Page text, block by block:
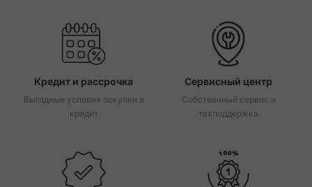
Кредит и рассрочка
Выгодные условия покупки в
кредит
Сервисный центр
Собственный сервис и
техподдержка